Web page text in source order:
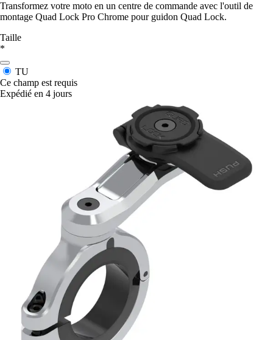
Transformez votre moto en un centre de commande avec l'outil de
montage Quad Lock Pro Chrome pour guidon Quad Lock.
Taille
*
TU
Ce champ est requis
Expédié en 4 jours